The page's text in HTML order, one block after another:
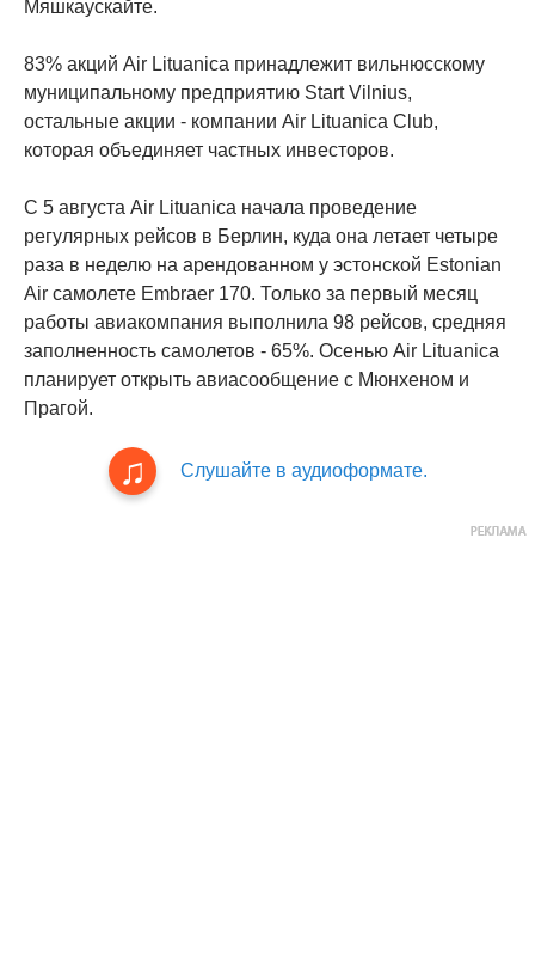
Мяшкаускайте.
83% акций Air Lituanica принадлежит вильнюсскому
муниципальному предприятию Start Vilnius,
остальные акции - компании Air Lituanica Club,
которая объединяет частных инвесторов.
С 5 августа Air Lituanica начала проведение
регулярных рейсов в Берлин, куда она летает четыре
раза в неделю на арендованном у эстонской Estonian
Air самолете Embraer 170. Только за первый месяц
работы авиакомпания выполнила 98 рейсов, средняя
заполненность самолетов - 65%. Осенью Air Lituanica
планирует открыть авиасообщение с Мюнхеном и
Прагой.
Слушайте в аудиоформате.